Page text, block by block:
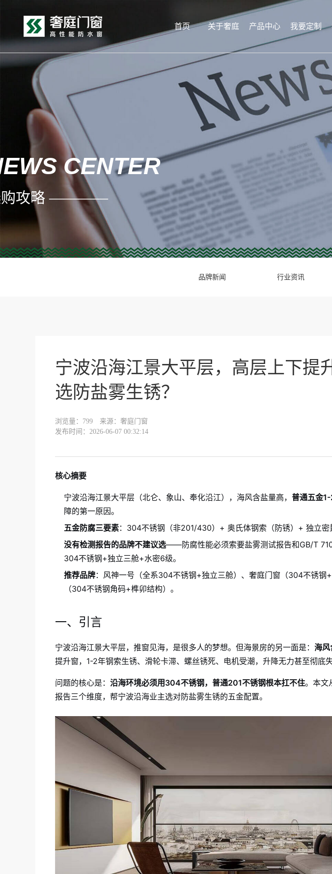
首页 关于奢庭 产品中心 我要定制
CENTER
购攻略 ————
品牌新闻 行业资讯
宁波沿海江景大平层，高层上下提
选防盐雾生锈？
浏览量： 799
来源：奢庭门窗
发布时间：2026-06-07 00:32:14
核心摘要
宁波沿海江景大平层（北仑、象山、奉化沿江），海风含盐量高， 普通五金
障的第一原因。
五金防腐三要素：304不锈钢（非201/430）+ 奥氏体钢索（防锈）+ 独立密
没有检测报告的品牌不建议选——防腐性能必须索要盐雾测试报告和GB/T
304不锈钢+独立三舱+水密6级。
推荐品牌：风神一号（全系304不锈钢+独立三舱）、奢庭门窗（304不锈钢
（304不锈钢角码+榫卯结构）。
一、引言
宁波沿海江景大平层，推窗见海，是很多人的梦想。但海景房的另一面是： 海风
提升窗，1-2年钢索生锈、滑轮卡滞、螺丝锈死、电机受潮，升降无力甚至彻底失
问题的核心是： 沿海环境必须用304不锈钢，普通201不锈钢根本扛不住。本文
报告三个维度，帮宁波沿海业主选对防盐雾生锈的五金配置。